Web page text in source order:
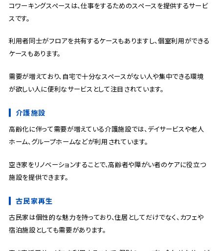
コワーキングスペースは、仕事をするためのスペースを提供するサービ
スです。
利用者同士がフロアを共有するケースもありますし、個室利用ができる
ケースもあります。
需要が増えており、自宅で十分なスペースがない人や集中できる環境
が欲しい人に便利なサービスとして注目されています。
介護施設
高齢化に伴って需要が増えている介護施設では、デイサービスや老人
ホーム、グループホームなどが利用されています。
空き家をリノベーションすることで、高齢者や障がい者のケアに役立つ
施設を提供できます。
古民家再生
古民家は個性的な魅力を持っており、住居としてだけでなく、カフェや
宿泊施設としても需要があります。